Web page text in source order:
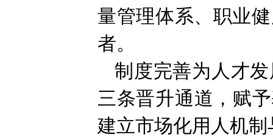
量管理体系、职业
者。
制度完善为人才
三条晋升通道，赋
建立市场化用人机